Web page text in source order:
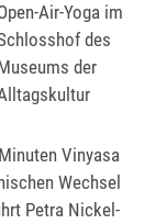
Air-Yoga im
des
der
Vinyasa
Wechsel
Petra Nickel-